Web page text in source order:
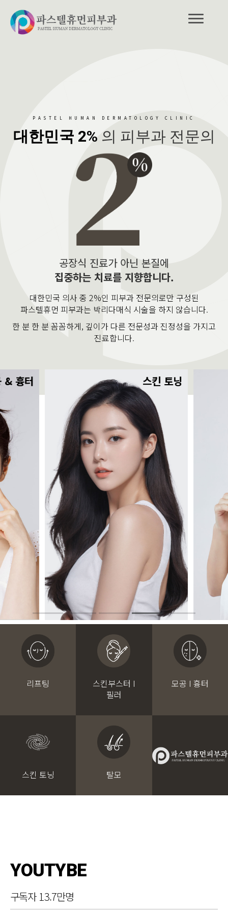
PASTEL HUMAN DERMATOLOGY CLINIC
대한민국 2% 의 피부과 전문의
공장식 진료가 아닌 본질에
집중하는 치료를 지향합니다.
대한민국 의사 중 2%인 피부과 전문의로만 구성된
파스텔휴먼 피부과는 박리다매식 시술을 하지 않습니다.
한 분 한 분 꼼꼼하게, 깊이가 다른 전문성과 진정성을 가지고
진료합니다.
흉터 스킨 토닝
리프팅
스킨부스터 I
필러
모공 I 흉터
스킨 토닝 탈모
YOUTYBE
구독자 13.7만명